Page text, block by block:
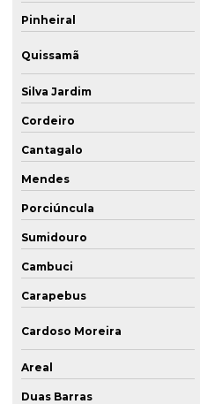
Pinheiral
Quissamã
Silva Jardim
Cordeiro
Cantagalo
Mendes
Porciúncula
Sumidouro
Cambuci
Carapebus
Cardoso Moreira
Areal
Duas Barras